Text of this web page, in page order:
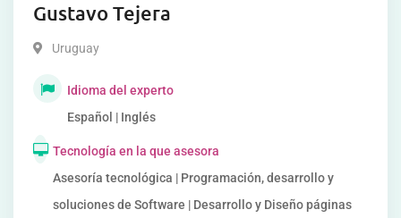
Gustavo Tejera
Uruguay
Idioma del experto
Español | Inglés
Tecnología en la que asesora
Asesoría tecnológica | Programación, desarrollo y
soluciones de Software | Desarrollo y Diseño páginas